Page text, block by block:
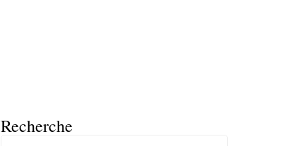
Recherche